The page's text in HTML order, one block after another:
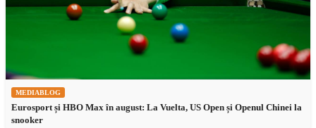
MEDIABLOG
Eurosport și HBO Max în august: La Vuelta, US Open și Openul Chinei la
snooker